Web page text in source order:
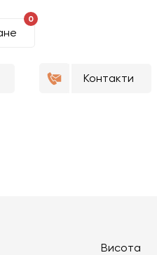
0
Контакти
Висота